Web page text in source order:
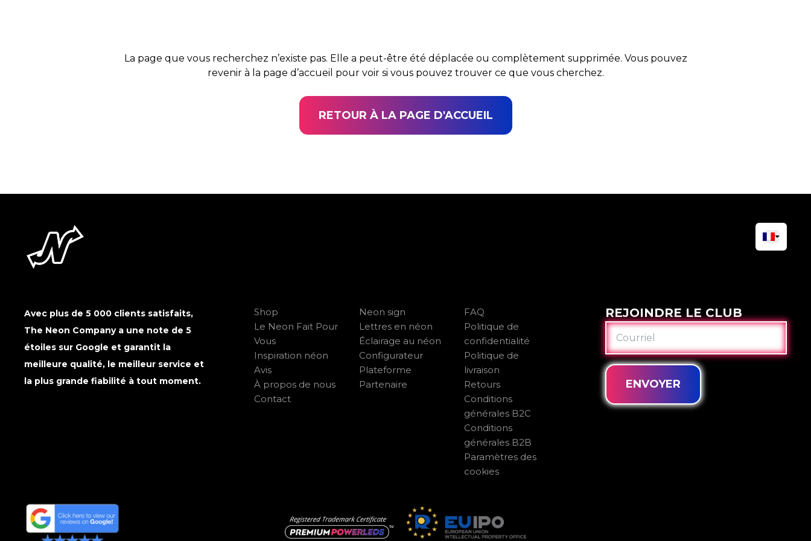
La page que vous recherchez n’existe pas. Elle a peut-être été déplacée ou complètement supprimée. Vous pouvez
revenir à la page d’accueil pour voir si vous pouvez trouver ce que vous cherchez.
RETOUR À LA PAGE D'ACCUEIL
Avec plus de 5 000 clients satisfaits,
The Neon Company a une note de 5
étoiles sur Google et garantit la
meilleure qualité, le meilleur service et
la plus grande fiabilité à tout moment.
Shop
Le Neon Fait Pour
Vous
Inspiration néon
Avis
À propos de nous
Contact
Neon sign
Lettres en néon
Éclairage au néon
Configurateur
Plateforme
Partenaire
FAQ
Politique de
confidentialité
Politique de
livraison
Retours
Conditions
générales B2C
Conditions
générales B2B
Paramètres des
cookies
REJOINDRE LE CLUB
COURRIEL
ENVOYER